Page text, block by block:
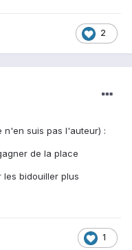
2
n'en suis pas l'auteur) :
de la place
les bidouiller plus
1